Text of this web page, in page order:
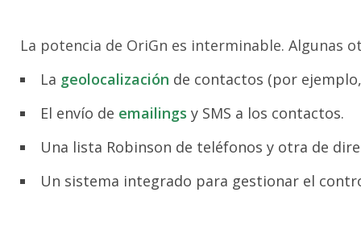
La potencia de OriGn es interminable. Algunas
La geolocalización de contactos (por
El envío de emailings y SMS a los contactos.
Una lista Robinson de teléfonos y otra de
Un sistema integrado para gestionar el